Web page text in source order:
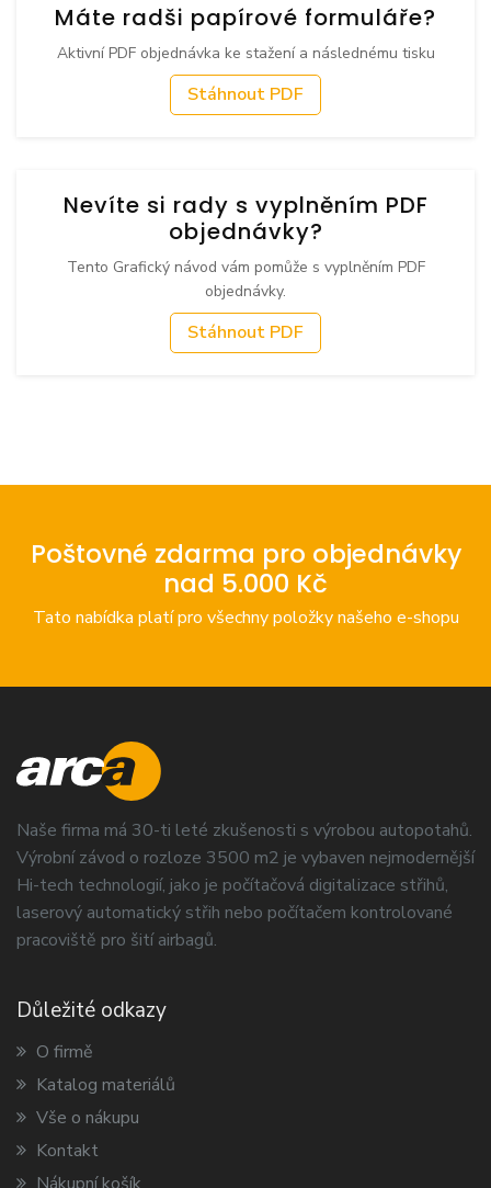
Máte radši papírové formuláře?
Aktivní PDF objednávka ke stažení a následnému tisku
Stáhnout PDF
Nevíte si rady s vyplněním PDF
objednávky?
Tento Grafický návod vám pomůže s vyplněním PDF
objednávky.
Stáhnout PDF
Poštovné zdarma pro objednávky
nad 5.000 Kč
Tato nabídka platí pro všechny položky našeho e-shopu
Naše firma má 30-ti leté zkušenosti s výrobou autopotahů.
Výrobní závod o rozloze 3500 m2 je vybaven nejmodernější
Hi-tech technologií, jako je počítačová digitalizace střihů,
laserový automatický střih nebo počítačem kontrolované
pracoviště pro šití airbagů.
Důležité odkazy
O firmě
Katalog materiálů
Vše o nákupu
Kontakt